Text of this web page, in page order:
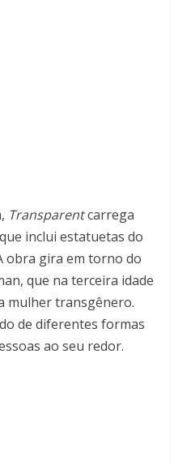
Transparentcarrega
inclui estatuetas do
obra gira em torno do
que na terceira idade
mulher transgênero.
de diferentes formas
ao seu redor.